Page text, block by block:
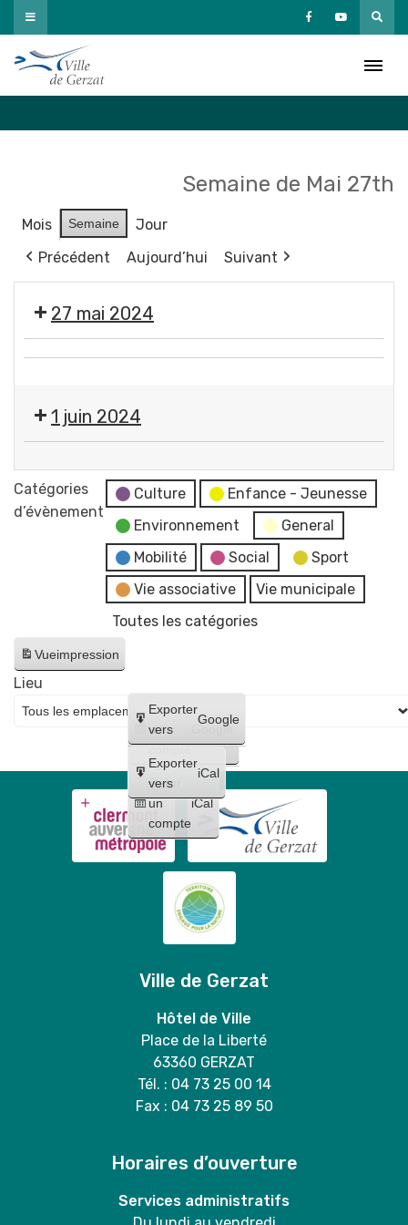
Passer
au
contenu
Semaine de Mai 27th
Mois Semaine
Jour
Précédent
Aujourd’hui Suivant
27 mai 2024
Moment
Services
"Les
news"
du
Conseil
Municipal
-
reportée
1 juin 2024
vide-
dressing
Catégories
d’évènement
Culture
Enfance - Jeunesse
Environnement
General
Mobilité
Social
Sport
Vie associative
Vie municipale
Toutes les catégories
Vueimpression
Créer
un
compte
Google
Créer
un
compte
iCal
Exporter
vers
Google
Exporter
vers
iCal
Lieu
Ville de Gerzat
Hôtel de Ville
Place de la Liberté
63360 GERZAT
Tél. : 04 73 25 00 14
Fax : 04 73 25 89 50
Horaires d’ouverture
Services administratifs